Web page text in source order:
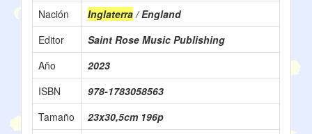
Nación
Inglaterra / England
Editor
Saint Rose Music Publishing
Año
2023
ISBN
978-1783058563
Tamaño
23x30,5cm 196p